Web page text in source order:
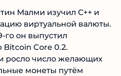
Малми изучил С++ и
виртуальной валюты.
го он выпустил
Core 0.2.
росло число желающих
монеты путём